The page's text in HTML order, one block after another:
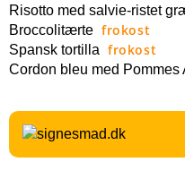
Risotto med salvie-ristet
Broccolitærte frokost
Spansk tortilla frokost
Cordon bleu med Pommes